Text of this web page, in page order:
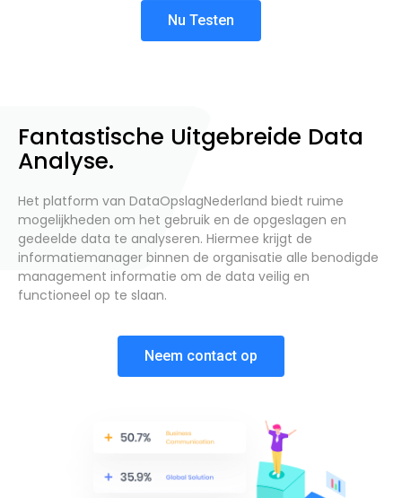
Nu Testen
Fantastische Uitgebreide Data
Analyse.
Het platform van DataOpslagNederland biedt ruime
mogelijkheden om het gebruik en de opgeslagen en
gedeelde data te analyseren. Hiermee krijgt de
informatiemanager binnen de organisatie alle benodigde
management informatie om de data veilig en
functioneel op te slaan.
Neem contact op